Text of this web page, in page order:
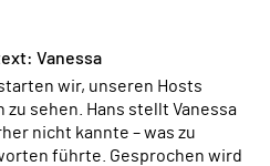
Vanessa
wir, unseren Hosts
zu sehen. Hans stellt Vanessa
nicht kannte – was zu
führte. Gesprochen wird